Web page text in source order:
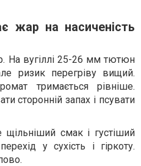
жар на насиченість
На вугіллі 25-26 мм тютюн
ризик перегріву вищий.
тримається рівніше.
сторонній запах і псувати
смак і густіший
у сухість і гіркоту.